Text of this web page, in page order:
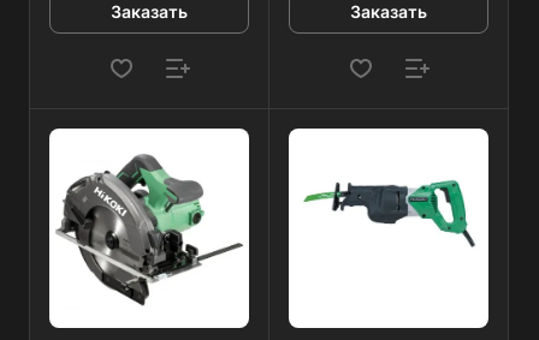
Заказать Заказать